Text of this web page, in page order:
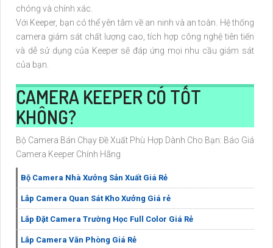
chóng và chính xác.
Với Keeper, bạn có thể yên tâm về an ninh và an toàn. Hệ thống
camera giám sát chất lượng cao, tích hợp công nghệ tiên tiến
và dễ sử dụng của Keeper sẽ đáp ứng mọi nhu cầu giám sát
của bạn.
CAMERA KEEPER CÓ TỐT
KHÔNG?
Bộ Camera Bán Chạy Đề Xuất Phù Hợp Dành Cho Bạn: Báo Giá
Camera Keeper Chính Hãng
Bộ Camera Nhà Xưởng Sản Xuất Giá Rẻ
Lắp Camera Quan Sát Kho Xưởng Giá rẻ
Lắp Đặt Camera Trường Học Full Color Giá Rẻ
Lắp Camera Văn Phòng Giá Rẻ